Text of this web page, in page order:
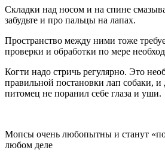
Складки над носом и на спине
забудьте и про пальцы на лапах.
Пространство между ними тоже
проверки и обработки по мере
Когти надо стричь регулярно. Это
правильной постановки лап собаки, и
питомец не поранил себе глаза и уши.
Мопсы очень любопытны и станут
любом деле